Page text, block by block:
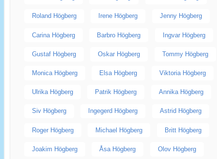
Roland Högberg Irene Högberg Jenny Högberg
Carina Högberg Barbro Högberg Ingvar Högberg
Gustaf Högberg Oskar Högberg Tommy Högberg
Monica Högberg Elsa Högberg Viktoria Högberg
Ulrika Högberg Patrik Högberg Annika Högberg
Siv Högberg Ingegerd Högberg Astrid Högberg
Roger Högberg Michael Högberg Britt Högberg
Joakim Högberg Åsa Högberg Olov Högberg